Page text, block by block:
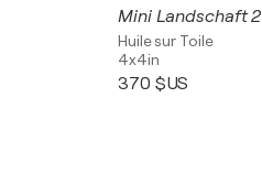
Mini Landschaft 2
Huile sur Toile
4x4in
370 $US